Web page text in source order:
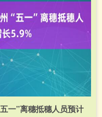
一”离穗抵穗人员预计